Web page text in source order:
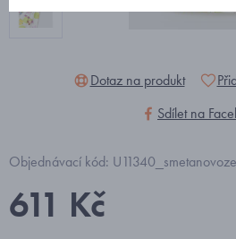
Dotaz na produkt
Sdílet na
Objednávací kód:
611 Kč